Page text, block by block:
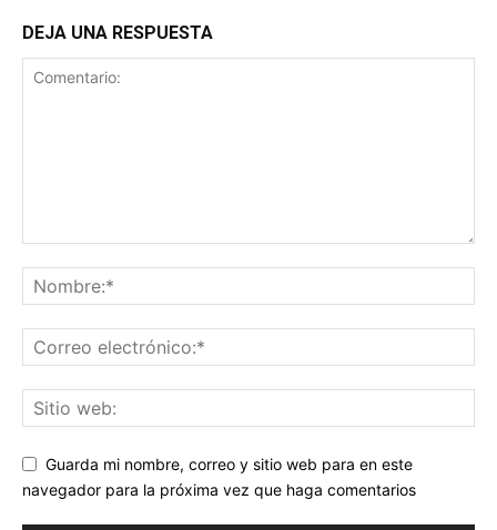
DEJA UNA RESPUESTA
Guarda mi nombre, correo y sitio web para en este
navegador para la próxima vez que haga comentarios